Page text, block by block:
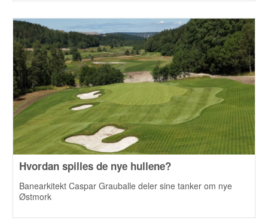
Hvordan spilles de nye hullene?
Banearkitekt Caspar Grauballe deler sine tanker om nye
Østmork